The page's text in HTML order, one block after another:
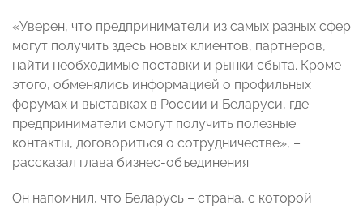
«Уверен, что предприниматели из самых разных сфер
могут получить здесь новых клиентов, партнеров,
найти необходимые поставки и рынки сбыта. Кроме
этого, обменялись информацией о профильных
форумах и выставках в России и Беларуси, где
предприниматели смогут получить полезные
контакты, договориться о сотрудничестве», –
рассказал глава бизнес-объединения.
Он напомнил, что Беларусь – страна, с которой